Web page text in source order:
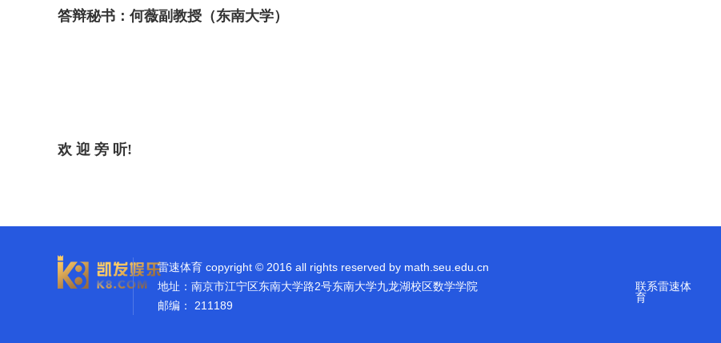
答辩秘书： 何薇副教授（东南大学）
欢 迎 旁 听!
雷速体育 copyright © 2016 all rights reserved by math.seu.edu.cn
地址：南京市江宁区东南大学路2号东南大学九龙湖校区数学学院
邮编： 211189
联系雷速体
育